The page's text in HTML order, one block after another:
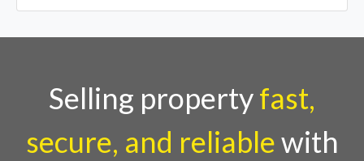
Selling propertyfast,
secure, and reliablewith